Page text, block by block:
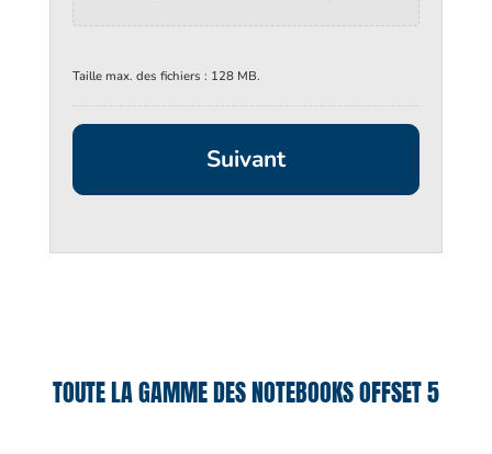
Taille max. des fichiers : 128 MB.
TOUTE LA GAMME DES NOTEBOOKS OFFSET 5